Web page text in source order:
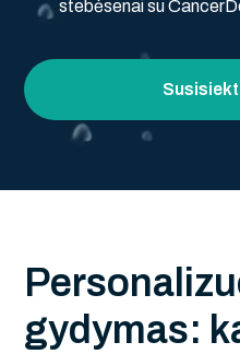
stebėsenai su
Persona izu
gydymas: k